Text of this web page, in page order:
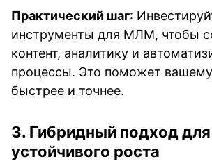
Практический шаг:
инструменты для МЛМ, чтобы
контент, аналитику и
процессы. Это поможет
быстрее и точнее.
3. Гибридный подход для
устойчивого роста